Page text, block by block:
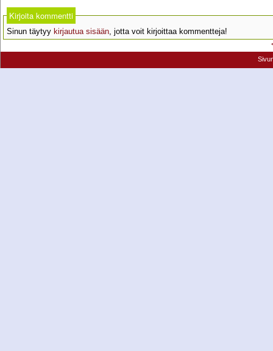
Kirjoita kommentti
Sinun täytyy kirjautua sisään, jotta voit kirjoittaa kommentteja!